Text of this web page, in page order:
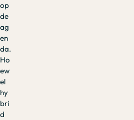
op
de
ag
en
da.
Ho
ew
el
hy
bri
d